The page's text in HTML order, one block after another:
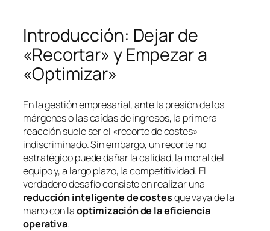
Introducción: Dejar de
«Recortar» y Empezar a
«Optimizar»
En la gestión empresarial, ante la presión de los
márgenes o las caídas de ingresos, la primera
reacción suele ser el «recorte de costes»
indiscriminado. Sin embargo, un recorte no
estratégico puede dañar la calidad, la moral del
equipo y, a largo plazo, la competitividad. El
verdadero desafío consiste en realizar una
reducción inteligente de costesque vaya de la
mano con laoptimización de la eficiencia
operativa.